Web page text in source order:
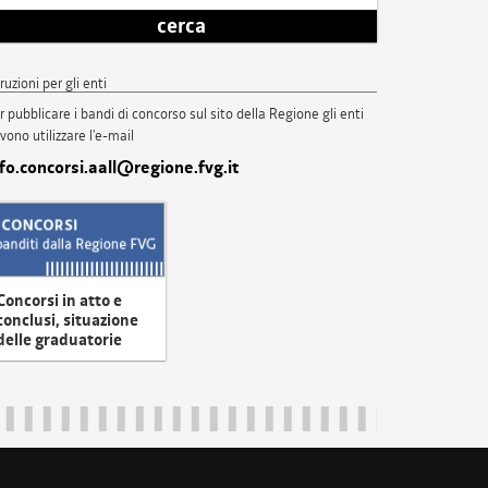
cerca
per gli enti
pubblicare i bandi di concorso sul sito della Regione gli enti
utilizzare l'e-mail
in atto e
situazione
graduatorie